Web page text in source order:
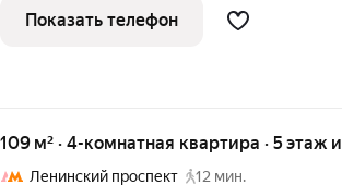
3 спальни с собственными гардеробными и
Показать телефон
109 м² · 4-комнатная квартира · 5 этаж
Ленинский проспект
12 мин.